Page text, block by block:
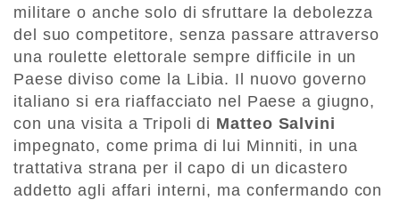
militare o anche solo di sfruttare la debolezza
del suo competitore, senza passare attraverso
una roulette elettorale sempre difficile in un
Paese diviso come la Libia. Il nuovo governo
italiano si era riaffacciato nel Paese a giugno,
con una visita a Tripoli di Matteo Salvini
impegnato, come prima di lui Minniti, in una
trattativa strana per il capo di un dicastero
addetto agli affari interni, ma confermando con